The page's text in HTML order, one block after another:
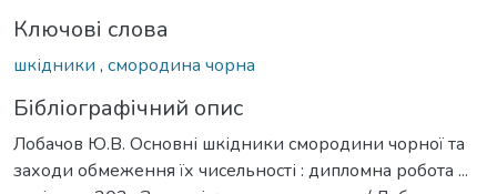
Ключові слова
шкідники , смородина чорна
Бібліографічний опис
Лобачов Ю.В. Основні шкідники смородини чорної та
заходи обмеження їх чисельності : дипломна робота ...